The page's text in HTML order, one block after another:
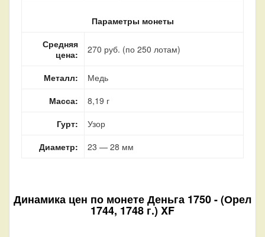
Параметры монеты
Средняя
цена:
270 руб. (по 250 лотам)
Металл:
Медь
Масса:
8,19 г
Гурт:
Узор
Диаметр:
23 — 28 мм
Динамика цен по монетеДеньга 1750 - (Орел
1744, 1748 г.) XF